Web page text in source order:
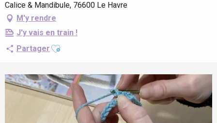
Calice & Mandibule, 76600 Le Havre
M'y rendre
J'y vais en train !
Partager Ajouter aux favoris